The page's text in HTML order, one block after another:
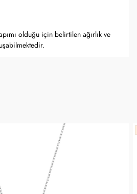
olduğu için belirtilen ağırlık ve